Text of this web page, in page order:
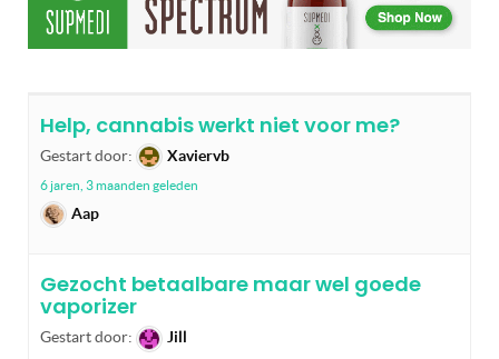
Help, cannabis werkt niet voor me?
Gestart door: Xaviervb
6 jaren, 3 maanden geleden
Aap
Gezocht betaalbare maar wel goede
vaporizer
Gestart door: Jill